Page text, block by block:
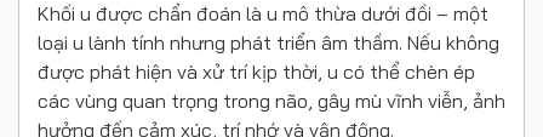
Khối u được chẩn đoán là u mô thừa dưới đồi – một
loại u lành tính nhưng phát triển âm thầm. Nếu không
được phát hiện và xử trí kịp thời, u có thể chèn ép
các vùng quan trọng trong não, gây mù vĩnh viễn, ảnh
hưởng đến cảm xúc, trí nhớ và vận động.